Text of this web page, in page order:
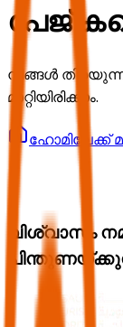
പേജ്
നിങ്ങൾ
മാറ്റിയിരിക്കാം.
ഹോമിലേക്ക്
വിശ്വാസം